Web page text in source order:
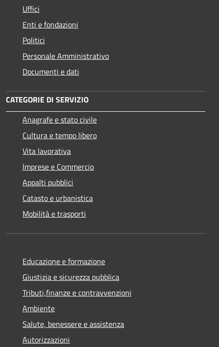
Uffici
Enti e fondazioni
Politici
Personale Amministrativo
Documenti e dati
CATEGORIE DI SERVIZIO
Anagrafe e stato civile
Cultura e tempo libero
Vita lavorativa
Imprese e Commercio
Appalti pubblici
Catasto e urbanistica
Mobilità e trasporti
Educazione e formazione
Giustizia e sicurezza pubblica
Tributi,finanze e contravvenzioni
Ambiente
Salute, benessere e assistenza
Autorizzazioni